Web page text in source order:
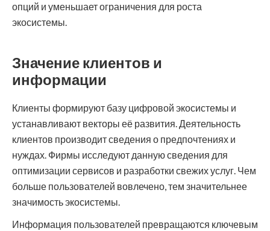
опций и уменьшает ограничения для роста
экосистемы.
Значение клиентов и
информации
Клиенты формируют базу цифровой экосистемы и
устанавливают векторы её развития. Деятельность
клиентов производит сведения о предпочтениях и
нуждах. Фирмы исследуют данную сведения для
оптимизации сервисов и разработки свежих услуг. Чем
больше пользователей вовлечено, тем значительнее
значимость экосистемы.
Информация пользователей превращаются ключевым